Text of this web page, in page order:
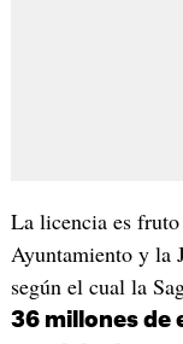
La licencia es
Ayuntamiento y la
según el cual la
36 millones de